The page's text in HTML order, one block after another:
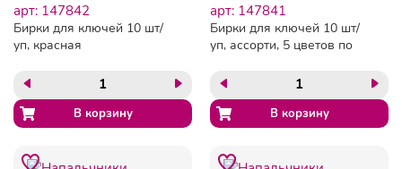
арт: 147842
Бирки для ключей 10 шт/
уп, красная
арт: 147841
Бирки для ключей 10 шт/
уп, ассорти, 5 цветов по